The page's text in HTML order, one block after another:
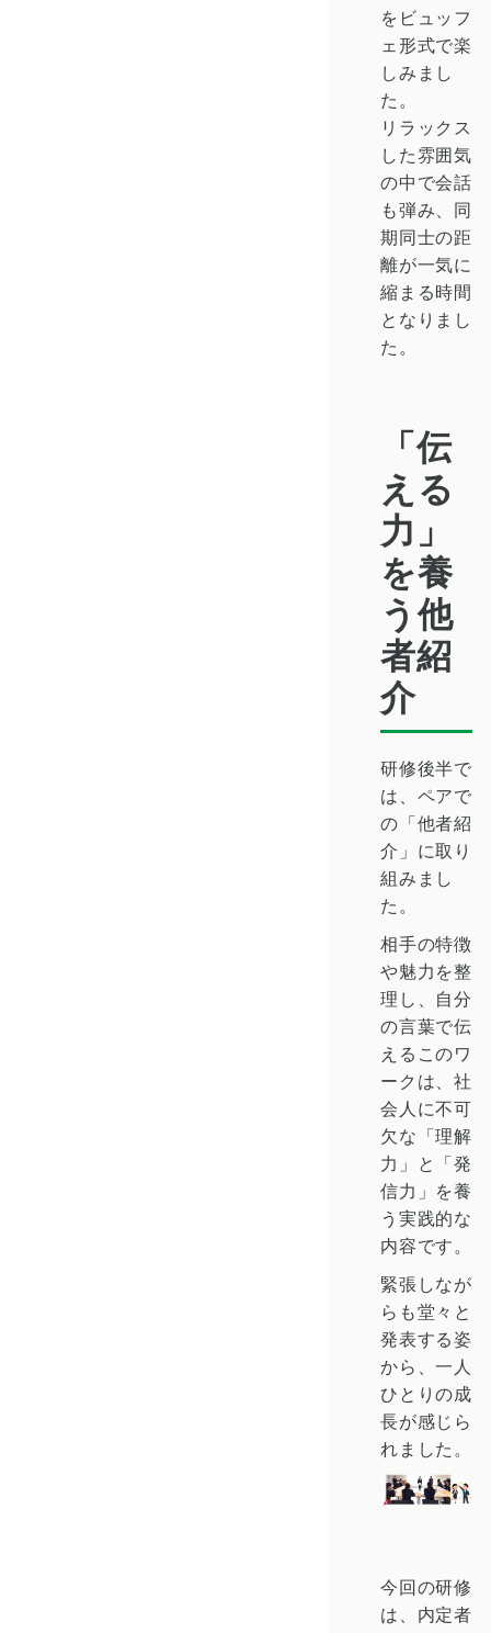
をビュッフ
ェ形式で楽
しみまし
た。
リラックス
した雰囲気
の中で会話
も弾み、同
期同士の距
離が一気に
縮まる時間
となりまし
た。
「伝
える
力」
を養
う他
者紹
介
研修後半で
は、ペアで
の「他者紹
介」に取り
組みまし
た。
相手の特徴
や魅力を整
理し、自分
の言葉で伝
えるこのワ
ークは、社
会人に不可
欠な「理解
力」と「発
信力」を養
う実践的な
内容です。
緊張しなが
らも堂々と
発表する姿
から、一人
ひとりの成
長が感じら
れました。
今回の研修
は、内定者